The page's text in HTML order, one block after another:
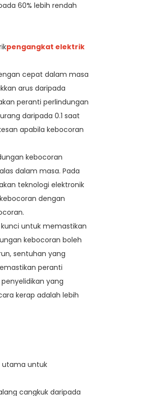
60% lebih rendah
pengangkat elektrik
cepat dalam masa
arus daripada
peranti perlindungan
daripada 0.1 saat
apabila kebocoran
kebocoran
dalam masa. Pada
teknologi elektronik
dengan
untuk memastikan
kebocoran boleh
sentuhan yang
peranti
yang
kerap adalah lebih
utama untuk
cangkuk daripada